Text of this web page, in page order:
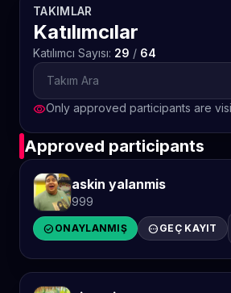
TAKIMLAR
Katılımcılar
Katılımcı Sayısı: 29 / 64
visibilityOnly approved participants are
Approved participants
askin yalanmis
999
check_circle ONAYLANMIŞ pending GEÇ KAYIT